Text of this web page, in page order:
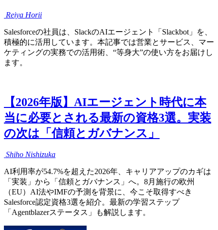
Reiya Horii
Salesforceの社員は、SlackのAIエージェント「Slackbot」を、
積極的に活用しています。本記事では営業とサービス、マー
ケティングの実務での活用術、“等身大”の使い方をお届けし
ます。
【2026年版】AIエージェント時代に本
当に必要とされる最新の資格3選。実装
の次は「信頼とガバナンス」
Shiho Nishizuka
AI利用率が54.7%を超えた2026年、キャリアアップのカギは
「実装」から「信頼とガバナンス」へ。8月施行の欧州
（EU）AI法やIMFの予測を背景に、今こそ取得すべき
Salesforce認定資格3選を紹介。最新の学習ステップ
「Agentblazerステータス」も解説します。